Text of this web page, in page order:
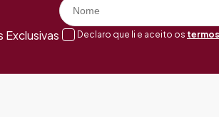
Declaro que li e aceito os